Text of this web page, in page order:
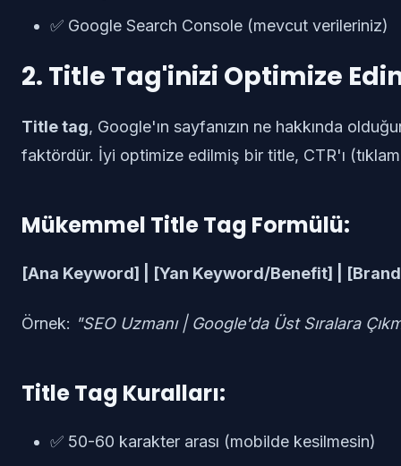
✅ Google Search Console (mevcut verileriniz)
2. Title Tag'inizi Optimize
Title tag, Google'ın sayfanızın ne hakkında
faktördür. İyi optimize edilmiş bir title, CTR'ı
Mükemmel Title Tag Formülü:
[Ana Keyword] | [Yan Keyword/Benefit] |
Örnek: "SEO Uzmanı | Google'da Üst Sıralara
Title Tag Kuralları:
✅ 50-60 karakter arası (mobilde kesilmesin)